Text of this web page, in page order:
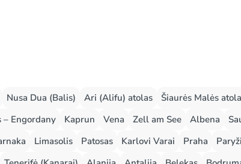
Nusa Dua (Balis) Ari (Alifu) atolas Šiaurės Malės
– Engordany Kaprun Vena Zell am See Albena
Limasolis Patosas Karlovi Varai Praha